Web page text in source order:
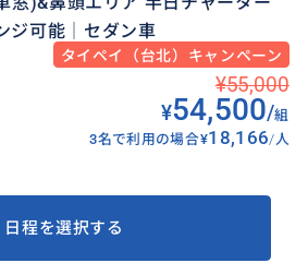
ジ可能│セダン車
タイペイ（台北）キャンペーン
¥55,000
¥54,500/組
3名で利用の場合¥18,166/人
日程を選択する